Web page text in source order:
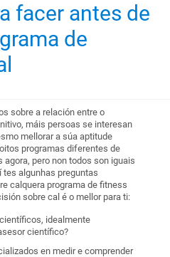
facer antes de
de
sobre a relación entre o
máis persoas se interesan
mellorar a súa aptitude
programas diferentes de
pero non todos son iguais
tes algunhas preguntas
calquera programa de fitness
sobre cal é o mellor para ti:
idealmente
científico?
en medir e comprender